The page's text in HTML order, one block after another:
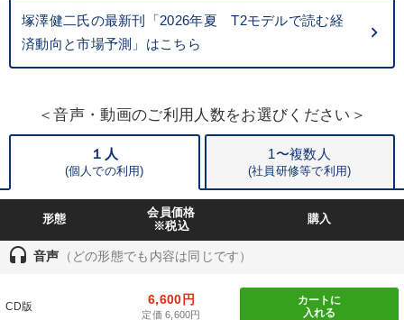
※「更新」を押すと「テーマ」「キーワード」を更新いただけます。
経営音声・動画を探す refresh 更新する
全国経営者セミナー収録物以外の経営教材（全761タイトル）からお探
カテゴリー
最新刊・戦略参謀ChatGPT実戦法と中小企業のDXと講話ご案内
148回夏季大会
塚澤健二氏の最新刊「2026年夏 T2モデルで読む経
済動向と市場予測」はこちら
＜音声・動画のご利用人数をお選びください＞
１人
(個人での利用)
1〜複数人
(社員研修等で利用)
形態
会員価格
※税込
購入
headset 音声 （どの形態でも内容は同じです）
CD版 6,600円
定価 6,600円
カートに
入れる